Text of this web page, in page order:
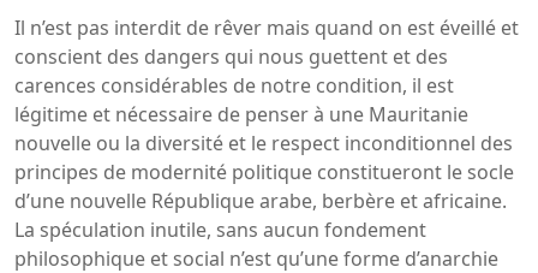
Il n’est pas interdit de rêver mais quand on est éveillé et
conscient des dangers qui nous guettent et des
carences considérables de notre condition, il est
légitime et nécessaire de penser à une Mauritanie
nouvelle ou la diversité et le respect inconditionnel des
principes de modernité politique constitueront le socle
d’une nouvelle République arabe, berbère et africaine.
La spéculation inutile, sans aucun fondement
philosophique et social n’est qu’une forme d’anarchie